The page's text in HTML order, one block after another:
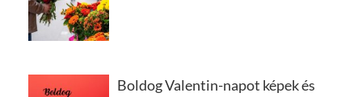
Boldog Valentin-napot képek és